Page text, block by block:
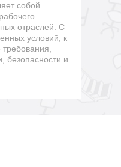
собой
отраслей. С
условий, к
безопасности и